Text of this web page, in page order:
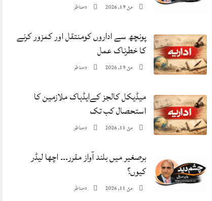
مئ 19, 2026 0مناظر
پونچھ سے اداروں کومنتقل اور کمزور کرنے
کا خطرناک عمل
مئ 19, 2026 0مناظر
میڈیکل کالجز کےایڈہاک ملازمین کا
استحصال کب تک
مئ 11, 2026 0مناظر
برصغیر میں بلند آواز مقرر۔۔۔ اچھا لیڈر
کیوں؟
مئ 11, 2026 0مناظر